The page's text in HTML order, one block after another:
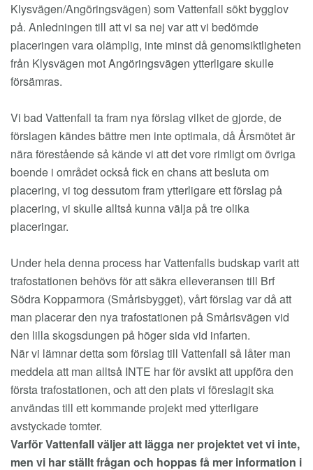
Klysvägen/Angöringsvägen) som Vattenfall sökt bygglov
på. Anledningen till att vi sa nej var att vi bedömde
placeringen vara olämplig, inte minst då genomsiktligheten
från Klysvägen mot Angöringsvägen ytterligare skulle
försämras.
Vi bad Vattenfall ta fram nya förslag vilket de gjorde, de
förslagen kändes bättre men inte optimala, då Årsmötet är
nära förestående så kände vi att det vore rimligt om övriga
boende i området också fick en chans att besluta om
placering, vi tog dessutom fram ytterligare ett förslag på
placering, vi skulle alltså kunna välja på tre olika
placeringar.
Under hela denna process har Vattenfalls budskap varit att
trafostationen behövs för att säkra elleveransen till Brf
Södra Kopparmora (Smårisbygget), vårt förslag var då att
man placerar den nya trafostationen på Smårisvägen vid
den lilla skogsdungen på höger sida vid infarten.
När vi lämnar detta som förslag till Vattenfall så låter man
meddela att man alltså INTE har för avsikt att uppföra den
första trafostationen, och att den plats vi föreslagit ska
användas till ett kommande projekt med ytterligare
avstyckade tomter.
Varför Vattenfall väljer att lägga ner projektet vet vi inte,
men vi har ställt frågan och hoppas få mer information i